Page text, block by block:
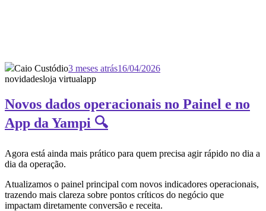
Caio Custódio3 meses atrás16/04/2026
novidadesloja virtualapp
Novos dados operacionais no Painel e no
App da Yampi 🔍
Agora está ainda mais prático para quem precisa agir rápido no dia a
dia da operação.
Atualizamos o painel principal com novos indicadores operacionais,
trazendo mais clareza sobre pontos críticos do negócio que
impactam diretamente conversão e receita.